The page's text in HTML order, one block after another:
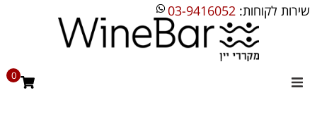
שירות לקוחות: 03-9416052
0